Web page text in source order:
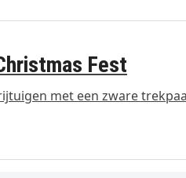
Fest
met een zware